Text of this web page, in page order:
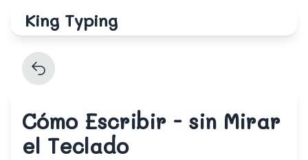
King Typing
Cómo Escribir - sin Mirar
el Teclado